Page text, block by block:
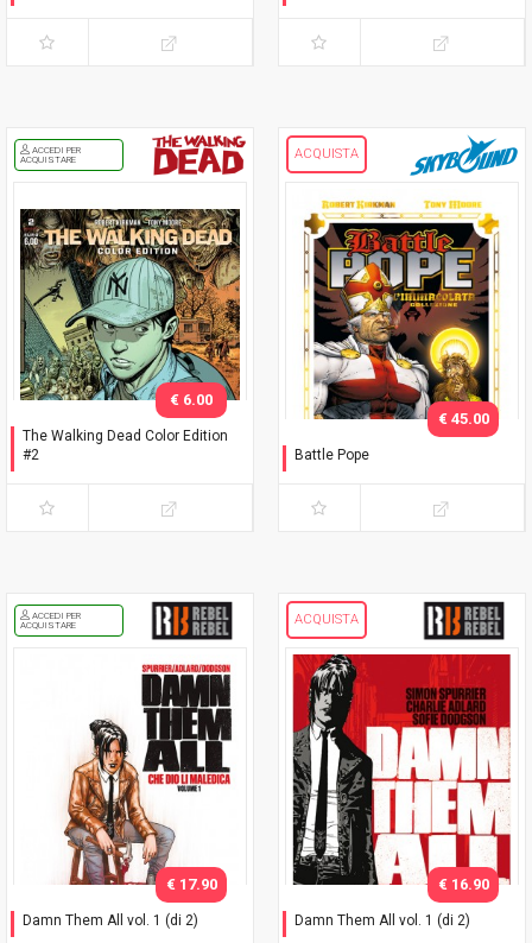
ACCEDI PER
ACQUISTARE
The Walking Dead Color Edition
#2
€ 6.00
ACQUISTA
Battle Pope
€ 45.00
ACCEDI PER
ACQUISTARE
Damn Them All vol. 1 (di 2)
€ 17.90
ACQUISTA
Damn Them All vol. 1 (di 2)
€ 16.90